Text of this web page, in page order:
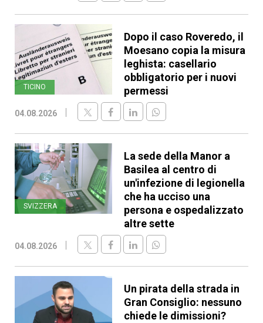
TICINO
Dopo il caso Roveredo, il
Moesano copia la misura
leghista: casellario
obbligatorio per i nuovi
permessi
04.08.2026
SVIZZERA
La sede della Manor a
Basilea al centro di
un'infezione di legionella
che ha ucciso una
persona e ospedalizzato
altre sette
04.08.2026
Un pirata della strada in
Gran Consiglio: nessuno
chiede le dimissioni?